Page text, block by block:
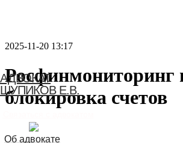
АДВОКАТ
ШУПИКОВ Е.В.
2025-11-20 13:17
Росфинмониторинг
блокировка счетов